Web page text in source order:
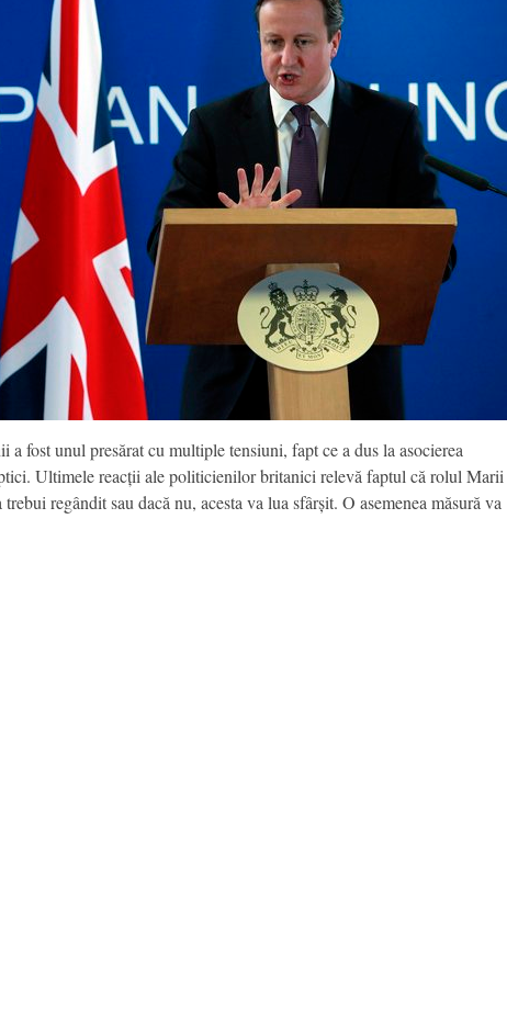
fost unul presărat cu multiple tensiuni, fapt ce a dus la asocierea
Ultimele reacții ale politicienilor britanici relevă faptul că rolul Marii
regândit sau dacă nu, acesta va lua sfârșit. O asemenea măsură va